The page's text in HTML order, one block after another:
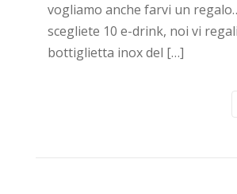
vogliamo anche farvi un
scegliete 10 e-drink, noi vi
bottiglietta inox del […]